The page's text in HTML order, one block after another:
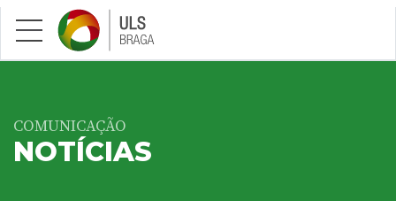
Saltar para conteúdo principal
COMUNICAÇÃO
NOTÍCIAS